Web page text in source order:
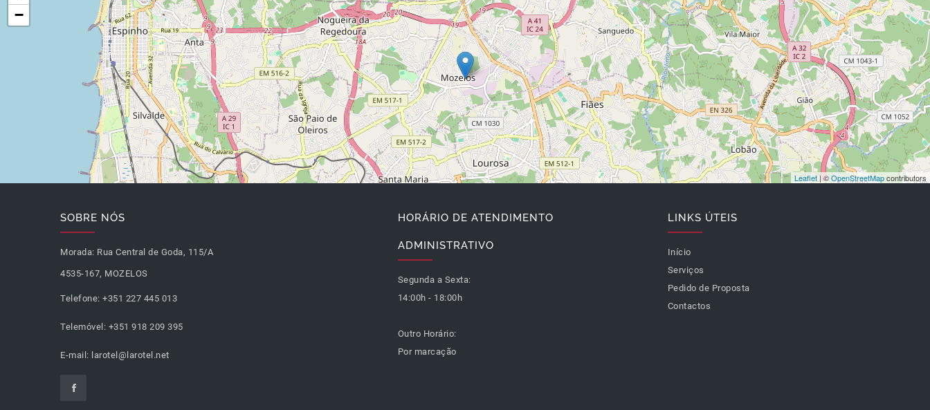
−
Leaflet| ©OpenStreetMapcontributors
SOBRE NÓS
Morada: Rua Central de Goda, 115/A
4535-167, MOZELOS
Telefone: +351 227 445 013
Telemóvel: +351 918 209 395
E-mail: larotel@larotel.net
HORÁRIO DE ATENDIMENTO
ADMINISTRATIVO
Segunda a Sexta:
14:00h - 18:00h
Outro Horário:
Por marcação
LINKS ÚTEIS
Início
Serviços
Pedido de Proposta
Contactos